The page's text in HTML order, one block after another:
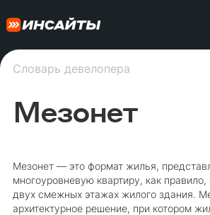
Словарь девелопера
Мезонет
Мезонет — это формат жилья,
многоуровневую квартиру, как
двух смежных этажах жилого здания.
архитектурное решение, при котором